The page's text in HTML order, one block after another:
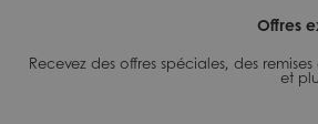
Offres
Recevez des offres spéciales, des remises
et